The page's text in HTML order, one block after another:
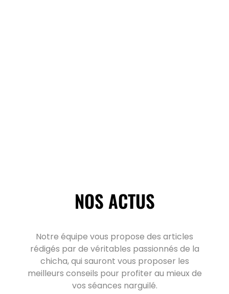
NOS ACTUS
Notre équipe vous propose des articles
rédigés par de véritables passionnés de la
chicha, qui sauront vous proposer les
meilleurs conseils pour profiter au mieux de
vos séances narguilé.